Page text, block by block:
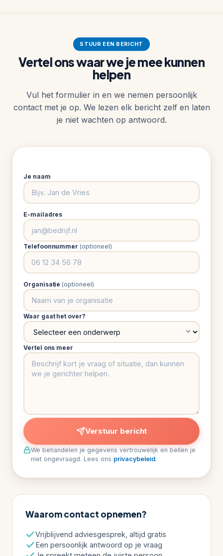
STUUR EEN BERICHT
Vertel ons waar we je mee kunnen
helpen
Vul het formulier in en we nemen persoonlijk
contact met je op. We lezen elk bericht zelf en laten
je niet wachten op antwoord.
Je naam
E-mailadres
Telefoonnummer(optioneel)
Organisatie(optioneel)
Waar gaat het over?
Vertel ons meer
Verstuur bericht
We behandelen je gegevens vertrouwelijk en bellen je
niet ongevraagd. Lees ons privacybeleid.
Waarom contact opnemen?
Vrijblijvend adviesgesprek, altijd gratis
Een persoonlijk antwoord op je vraag